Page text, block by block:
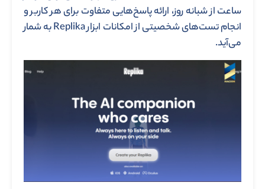
ساعت از شبانه روز، ارائه پاسخ‌هایی متفاوت برای هر کاربر و
انجام تست‌های شخصیتی از امکانات ابزار Replika به شمار
می‌آید.